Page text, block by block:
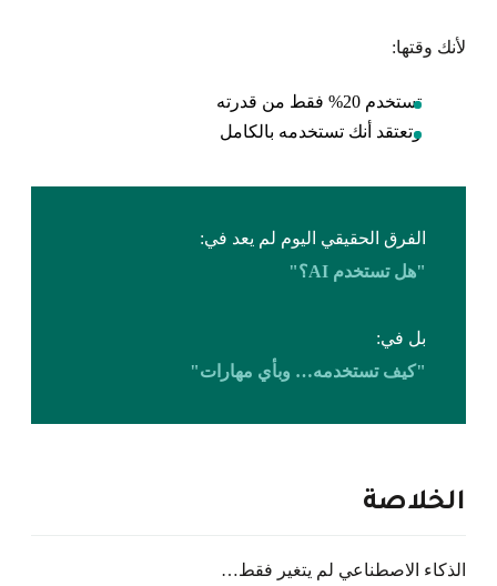
لأنك وقتها:
تستخدم 20% فقط من قدرته
وتعتقد أنك تستخدمه بالكامل
الفرق الحقيقي اليوم لم يعد في:
"هل تستخدم AI؟"
بل في:
"كيف تستخدمه… وبأي مهارات"
الخلاصة
الذكاء الاصطناعي لم يتغير فقط…